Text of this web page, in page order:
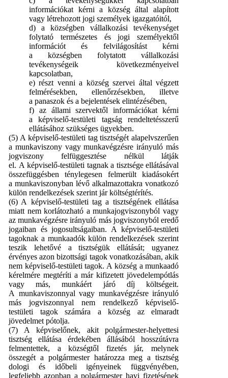
információkat kérni a község által alapított
vagy létrehozott jogi személyek igazgatóitól,
d) a községben vállalkozási tevékenységet
folytató természetes és jogi személyektől
információt és felvilágosítást kérni
a községben folytatott vállalkozási
tevékenységeik következményeivel
kapcsolatban,
e) részt venni a község szervei által végzett
felmérésekben, ellenőrzésekben, illetve
a panaszok és a bejelentések elintézésében,
f) az állami szervektől információkat kérni
a képviselő-testületi tagság rendeltetésszerű
ellátásához szükséges ügyekben.
(5) A képviselő-testületi tag tisztségét alapelvszerűen
a munkaviszony vagy munkavégzésre irányuló más
jogviszony felfüggesztése nélkül látják
el. A képviselő-testületi tagnak a tisztsége ellátásával
összefüggésben ténylegesen felmerült kiadásokért
a munkaviszonyban lévő alkalmazottakra vonatkozó
külön rendelkezések szerint jár költségtérítés.
(6) A képviselő-testületi tag a tisztségének ellátása
miatt nem korlátozható a munkajogviszonyból vagy
az munkavégzésre irányuló más jogviszonyból eredő
jogaiban és jogosultságaiban. A képviselő-testületi
tagoknak a munkaadók külön rendelkezések szerint
teszik lehetővé a tisztségük ellátását; ugyanez
érvényes azon bizottsági tagok vonatkozásában, akik
nem képviselő-testületi tagok. A község a munkaadó
kérelmére megtéríti a már kifizetett jövedelempótlás
vagy más, munkáért járó díj költségeit.
A munkaviszonnyal vagy munkavégzésre irányuló
más jogviszonnyal nem rendelkező képviselő-
testületi tagok számára a község az elmaradt
jövedelmet pótolja.
(7) A képviselőnek, akit polgármester-helyettesi
tisztség ellátása érdekében állásából hosszútávra
felmentettek, a községtől fizetés jár, melynek
összegét a polgármester határozza meg a tisztség
dologi és időbeli igényeinek függvényében,
legfeljebb azonban a polgármester havi fizetésének